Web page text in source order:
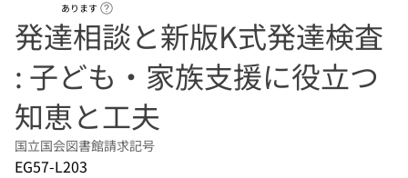
あります
発達相談と新版K式発達検査
: 子ども・家族支援に役立つ
知恵と工夫
国立国会図書館請求記号
EG57-L203